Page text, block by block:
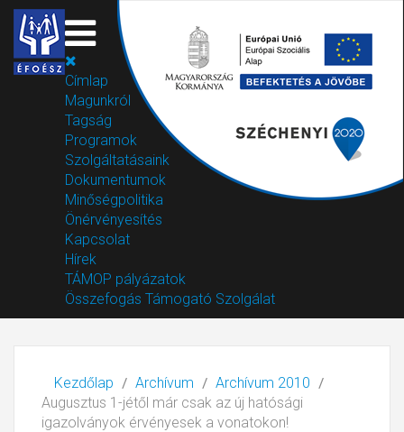
Címlap
Magunkról
Tagság
Programok
Szolgáltatásaink
Dokumentumok
Minőségpolitika
Önérvényesítés
Kapcsolat
Hírek
TÁMOP pályázatok
Összefogás Támogató Szolgálat
Kezdőlap Archívum
Archívum 2010
Augusztus 1-jétől már csak az új hatósági
igazolványok érvényesek a vonatokon!